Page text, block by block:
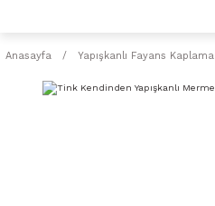
Anasayfa Yapışkanlı Fayans Kaplama